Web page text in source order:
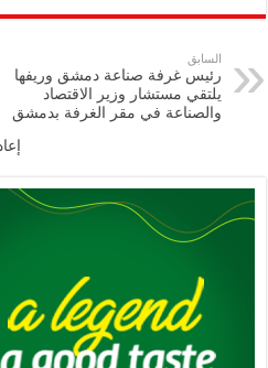
p
y
Li
n
eb
k
tt
nt
A
p
p
السابق
رئيس غرفة صناعة دمشق وريفها
يلتقي مستشار وزير الاقتصاد
والصناعة في مقر الغرفة بدمشق